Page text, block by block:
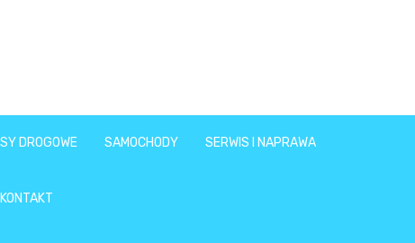
DROGOWE SAMOCHODY SERWIS I NAPRAWA
KONTAKT